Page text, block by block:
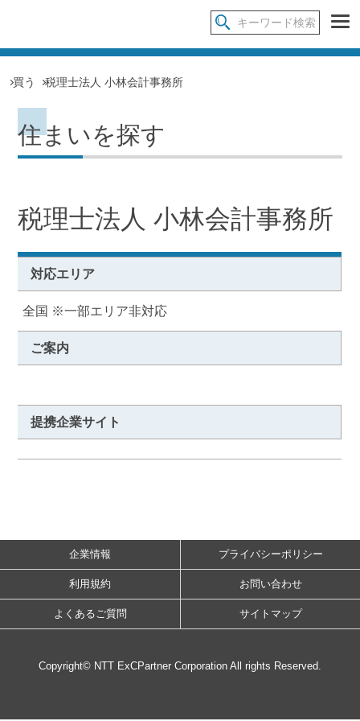
買う 税理士法人 小林会計事務所
住まいを探す
税理士法人 小林会計事務所
対応エリア
全国 ※一部エリア非対応
ご案内
提携企業サイト
企業情報 プライバシーポリシー
利用規約 お問い合わせ
よくあるご質問 サイトマップ
Copyright© NTT ExCPartner Corporation All rights Reserved.